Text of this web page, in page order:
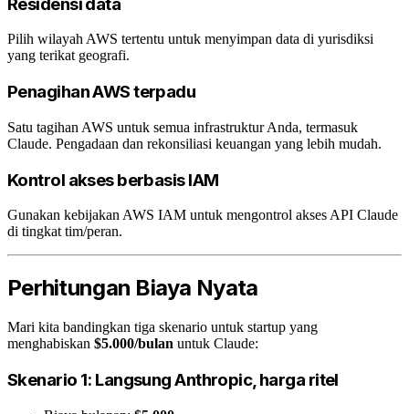
Pilih wilayah AWS tertentu untuk menyimpan data di yurisdiksi
yang terikat geografi.
Penagihan AWS terpadu
Satu tagihan AWS untuk semua infrastruktur Anda, termasuk
Claude. Pengadaan dan rekonsiliasi keuangan yang lebih mudah.
Kontrol akses berbasis IAM
Gunakan kebijakan AWS IAM untuk mengontrol akses API Claude
di tingkat tim/peran.
Perhitungan Biaya Nyata
Mari kita bandingkan tiga skenario untuk startup yang
menghabiskan $5.000/bulan untuk Claude:
Skenario 1: Langsung Anthropic, harga ritel